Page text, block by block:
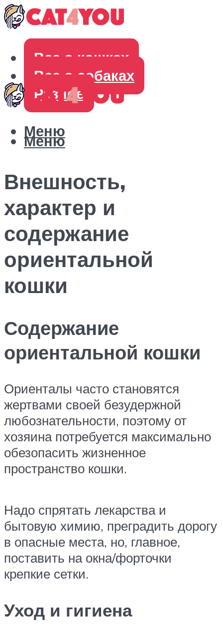
Все о кошках
Все о собаках
Разное
Меню
Меню
Внешность,
характер и
содержание
ориентальной
кошки
Содержание
ориентальной кошки
Ориенталы часто становятся
жертвами своей безудержной
любознательности, поэтому от
хозяина потребуется максимально
обезопасить жизненное
пространство кошки.
Надо спрятать лекарства и
бытовую химию, преградить дорогу
в опасные места, но, главное,
поставить на окна/форточки
крепкие сетки.
Уход и гигиена